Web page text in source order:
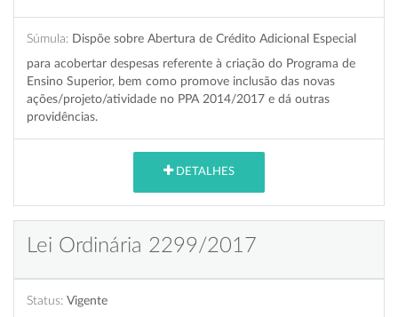
Súmula: Dispõe sobre Abertura de Crédito Adicional Especial
para acobertar despesas referente à criação do Programa de
Ensino Superior, bem como promove inclusão das novas
ações/projeto/atividade no PPA 2014/2017 e dá outras
providências.
DETALHES
Lei Ordinária 2299/2017
Status: Vigente